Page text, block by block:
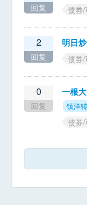
回复 债券/
2
回复
明日
债券/
0
回复
一根
镇洋
债券/